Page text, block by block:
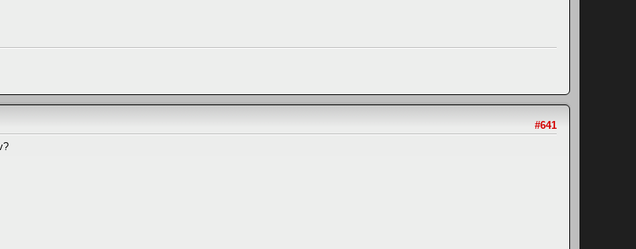
#641